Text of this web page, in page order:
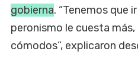
gobierna. “Tenemos que
peronismo le cuesta
cómodos”, explicaron